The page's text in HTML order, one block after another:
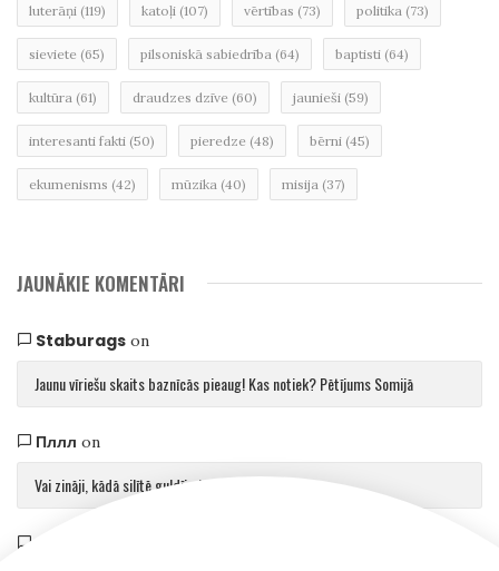
luterāņi (119) katoļi (107) vērtības (73) politika (73)
sieviete (65) pilsoniskā sabiedrība (64) baptisti (64)
kultūra (61) draudzes dzīve (60) jaunieši (59)
interesanti fakti (50) pieredze (48) bērni (45)
ekumenisms (42) mūzika (40) misija (37)
JAUNĀKIE KOMENTĀRI
Staburagson
Jaunu vīriešu skaits baznīcās pieaug! Kas notiek? Pētījums Somijā
Пллл on
Vai zināji, kādā silītē guldīja Jēzu?